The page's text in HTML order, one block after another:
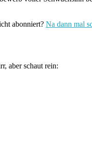
abonniert? Na dann mal
aber schaut rein: